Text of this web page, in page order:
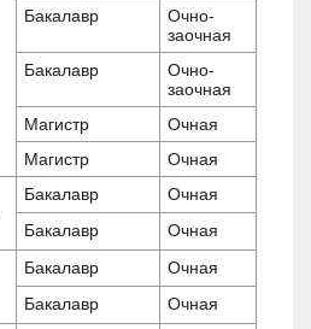
Бакалавр
Очно-
заочная
Бакалавр
Очно-
заочная
Магистр
Очная
Магистр
Очная
Бакалавр
Очная
Бакалавр
Очная
Бакалавр
Очная
Бакалавр
Очная